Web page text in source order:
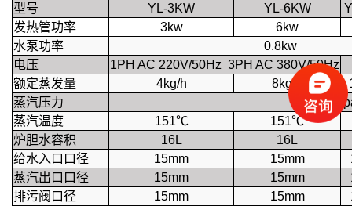
型号
YL-3KW YL-6KW
发热管功率
3kw
6kw
水泵功率
0.8kw
电压
1PH AC 220V/50Hz 3PH AC 380V/50Hz
额定蒸发量
4kg/h 8kg/h
蒸汽压力
蒸汽温度
151℃ 151℃
炉胆水容积
16L
16L
给水入口口径
15mm 15mm
蒸汽出口口径
15mm 15mm
排污阀口径
15mm 15mm